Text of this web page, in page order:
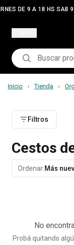
DE 9 A 18 HS SAB
Inicio › Tienda ›
Filtros
Cestos
Ordenar:Más
No
Probá quitando